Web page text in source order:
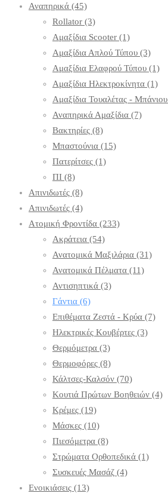
Αναπηρικά (45)
Rollator (3)
Αμαξίδια Scooter (1)
Αμαξίδια Απλού Τύπου (3)
Αμαξίδια Ελαφρού Τύπου (1)
Αμαξίδια Ηλεκτροκίνητα (1)
Αμαξίδια Τουαλέτας - Μπάνιου
Αναπηρικά Αμαξίδια (7)
Βακτηρίες (8)
Μπαστούνια (15)
Πατερίτσες (1)
ΠΙ (8)
Απινιδωτές (8)
Απινιδωτές (4)
Ατομική Φροντίδα (233)
Ακράτεια (54)
Ανατομικά Μαξιλάρια (31)
Ανατομικά Πέλματα (11)
Αντισηπτικά (3)
Γάντια (6)
Επιθέματα Ζεστά - Κρύα (7)
Ηλεκτρικές Κουβέρτες (3)
Θερμόμετρα (3)
Θερμοφόρες (8)
Κάλτσες-Καλσόν (70)
Κουτιά Πρώτων Βοηθειών (4)
Κρέμες (19)
Μάσκες (10)
Πιεσόμετρα (8)
Στρώματα Ορθοπεδικά (1)
Συσκευές Μασάζ (4)
Ενοικιάσεις (13)